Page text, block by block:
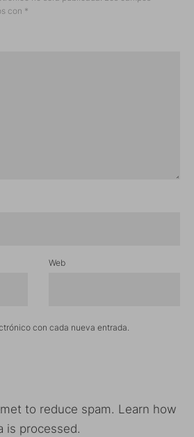
con *
Web
con cada nueva entrada.
to reduce spam. Learn how
is processed.